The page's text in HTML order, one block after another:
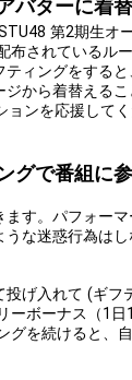
バターに着
第2期生オ
布されているル
ィングをすると
から着替える
ンを応援してく
グで番組に
す。パフォー
な迷惑行為はし
げ入れて (ギフ
ーボーナス（1
グを続けると、